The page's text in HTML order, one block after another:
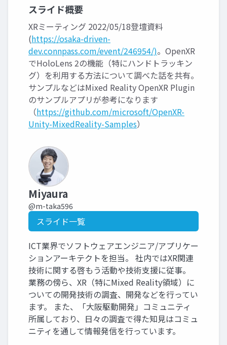
スライド概要
XRミーティング 2022/05/18登壇資料
(https://osaka-driven-
dev.connpass.com/event/246954/)。OpenXR
でHoloLens 2の機能（特にハンドトラッキン
グ）を利用する方法について調べた話を共有。
サンプルなどはMixed Reality OpenXR Plugin
のサンプルアプリが参考になります
（https://github.com/microsoft/OpenXR-
Unity-MixedReality-Samples）
Miyaura
@m-taka596
スライド一覧
ICT業界でソフトウェアエンジニア/アプリケー
ションアーキテクトを担当。 社内ではXR関連
技術に関する啓もう活動や技術支援に従事。
業務の傍ら、XR（特にMixed Reality領域）に
ついての開発技術の調査、開発などを行ってい
ます。 また、「大阪駆動開発」コミュニティ
所属しており、日々の調査で得た知見はコミュ
ニティを通して情報発信を行っています。